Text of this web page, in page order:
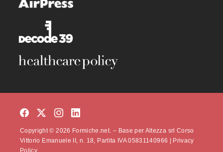
Copyright © 2026 Formiche.net. – Base per Altezza srl Corso
Vittorio Emanuele II, n. 18, Partita IVA 05831140966 |
Privacy
Policy.